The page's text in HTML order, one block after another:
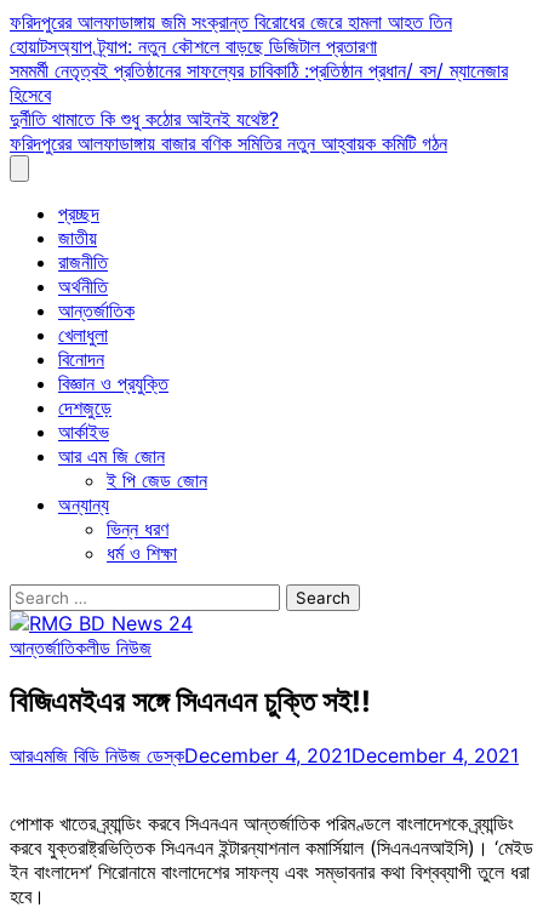
Skip
to
content
ফরিদপুরের আলফাডাঙ্গায় জমি সংক্রান্ত বিরোধের জেরে হামলা আহত তিন
হোয়াটসঅ্যাপ ট্র্যাপ: নতুন কৌশলে বাড়ছে ডিজিটাল প্রতারণা
সমমর্মী নেতৃত্বই প্রতিষ্ঠানের সাফল্যের চাবিকাঠি :প্রতিষ্ঠান প্রধান/ বস/ ম্যানেজার
হিসেবে
দুর্নীতি থামাতে কি শুধু কঠোর আইনই যথেষ্ট?
ফরিদপুরের আলফাডাঙ্গায় বাজার বণিক সমিতির নতুন আহ্বায়ক কমিটি গঠন
প্রচ্ছদ
জাতীয়
রাজনীতি
অর্থনীতি
আন্তর্জাতিক
খেলাধুলা
বিনোদন
বিজ্ঞান ও প্রযুক্তি
দেশজুড়ে
আর্কাইভ
আর এম জি জোন
ই পি জেড জোন
অন্যান্য
ভিন্ন ধরণ
ধর্ম ও শিক্ষা
Search
for:
আন্তর্জাতিকলীড নিউজ
বিজিএমইএর সঙ্গে সিএনএন চুক্তি সই!!
আরএমজি বিডি নিউজ ডেস্কDecember 4, 2021December 4, 2021
পোশাক খাতের ব্র্যান্ডিং করবে সিএনএন আন্তর্জাতিক পরিমণ্ডলে বাংলাদেশকে ব্র্যান্ডিং
করবে যুক্তরাষ্ট্রভিত্তিক সিএনএন ইন্টারন্যাশনাল কমার্সিয়াল (সিএনএনআইসি)। ‘মেইড
ইন বাংলাদেশ’ শিরোনামে বাংলাদেশের সাফল্য এবং সম্ভাবনার কথা বিশ্বব্যাপী তুলে ধরা
হবে।